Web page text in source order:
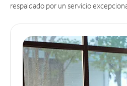
respaldado por un servicio